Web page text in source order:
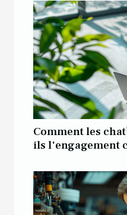
Comment les
ils l'engagement